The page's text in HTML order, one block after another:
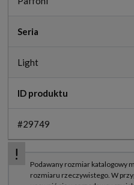
Seria
Light
ID produktu
#29749